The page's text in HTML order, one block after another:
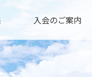
入会のご案内